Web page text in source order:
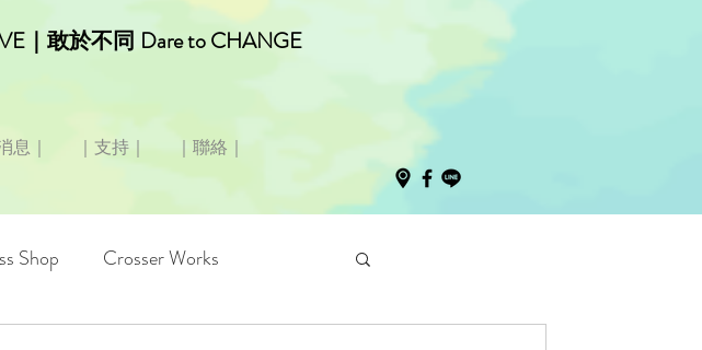
｜敢於不同 Dare to CHANGE
息｜ ｜支持｜ ｜聯絡｜
Shop Crosser Works